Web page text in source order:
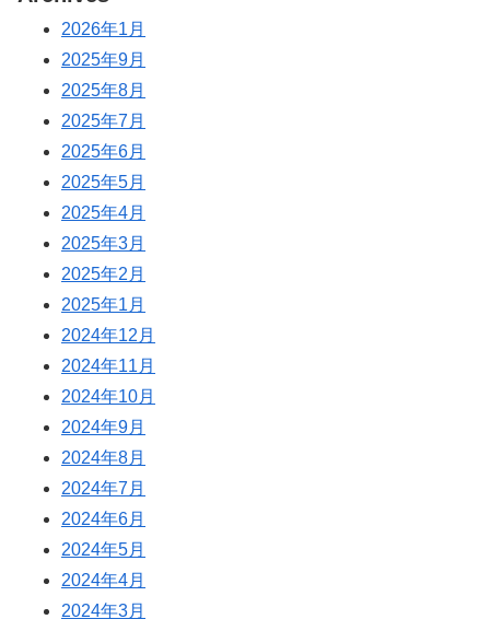
2026年1月
2025年9月
2025年8月
2025年7月
2025年6月
2025年5月
2025年4月
2025年3月
2025年2月
2025年1月
2024年12月
2024年11月
2024年10月
2024年9月
2024年8月
2024年7月
2024年6月
2024年5月
2024年4月
2024年3月